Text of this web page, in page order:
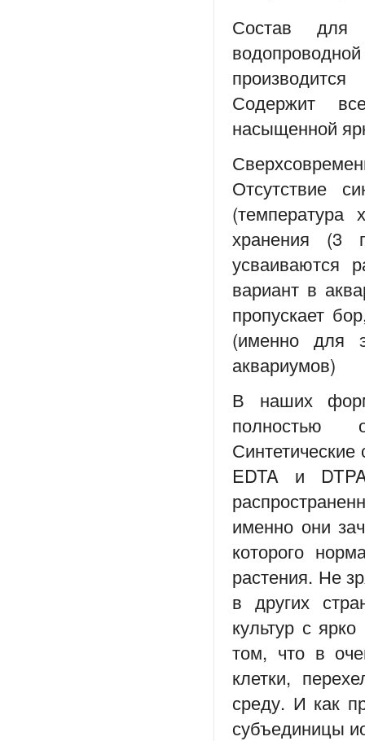
Состав для
Содержит
насыщенной
Отсутствие
хранения (3
усваиваются
вариант в
пропускает
(именно для
аквариумов)
В наших
полностью
EDTA и
именно они
которого
растения. Не
в других
культур с
том, что в
клетки,
среду. И как
субъединицы